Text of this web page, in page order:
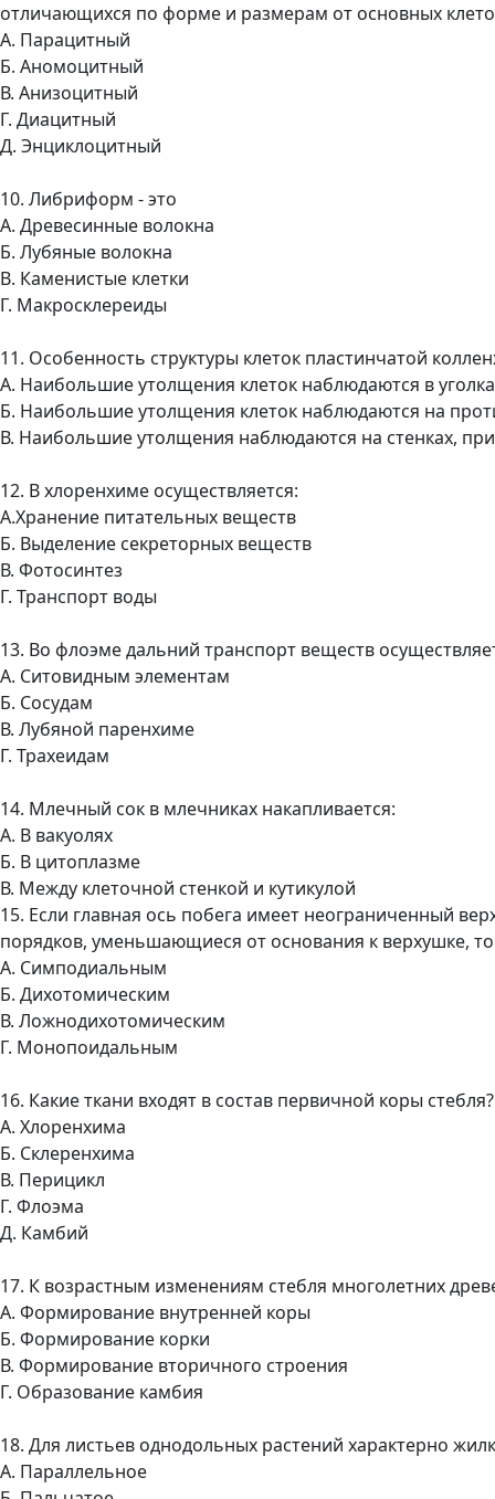
отличающихся по форме и размерам от основных
А. Парацитный
Б. Аномоцитный
В. Анизоцитный
Г. Диацитный
Д. Энциклоцитный
10. Либриформ - это
A. Древесинные волокна
Б. Лубяные волокна
B. Каменистые клетки
Г. Макросклереиды
11. Особенность структуры клеток пластинчатой
А. Наибольшие утолщения клеток наблюдаются в
Б. Наибольшие утолщения клеток наблюдаются на
В. Наибольшие утолщения наблюдаются на стенках,
12. В хлоренхиме осуществляется:
А.Хранение питательных веществ
Б. Выделение секреторных веществ
В. Фотосинтез
Г. Транспорт воды
13. Во флоэме дальний транспорт веществ
А. Ситовидным элементам
Б. Сосудам
В. Лубяной паренхиме
Г. Трахеидам
14. Млечный сок в млечниках накапливается:
А. В вакуолях
Б. В цитоплазме
В. Между клеточной стенкой и кутикулой
15. Если главная ось побега имеет неограниченный
порядков, уменьшающиеся от основания к верхушке,
А. Симподиальным
Б. Дихотомическим
В. Ложнодихотомическим
Г. Монопоидальным
16. Какие ткани входят в состав первичной коры стебля?
А. Хлоренхима
Б. Склеренхима
В. Перицикл
Г. Флоэма
Д. Камбий
17. К возрастным изменениям стебля многолетних
А. Формирование внутренней коры
Б. Формирование корки
В. Формирование вторичного строения
Г. Образование камбия
18. Для листьев однодольных растений характерно
А. Параллельное